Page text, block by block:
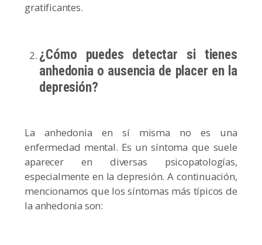
gratificantes.
¿Cómo puedes detectar si tienes
anhedonia o ausencia de placer en la
depresión?
La anhedonia en sí misma no es una
enfermedad mental. Es un síntoma que suele
aparecer en diversas psicopatologías,
especialmente en la depresión. A continuación,
mencionamos que los síntomas más típicos de
la anhedonia son: